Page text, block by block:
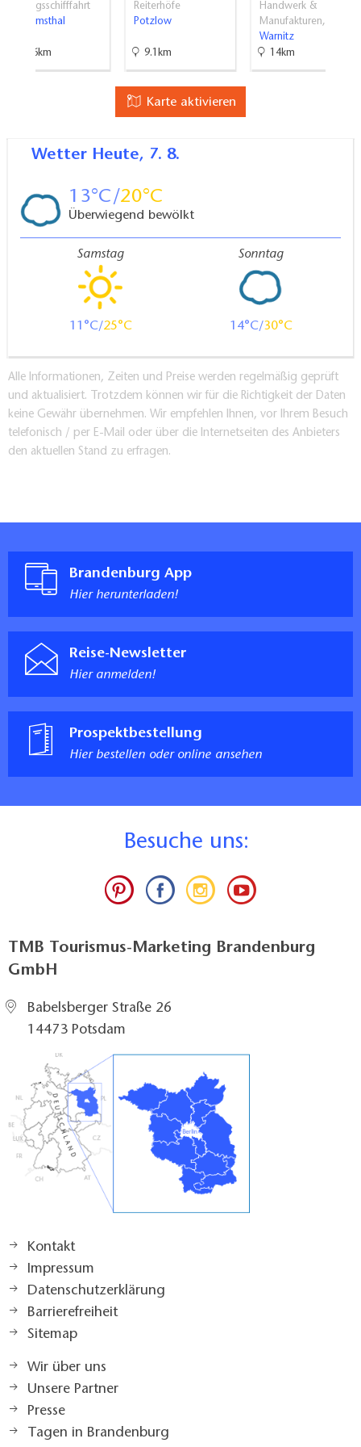
Große Bewegungsfläche im Zimmer
Abstellmöglichkeiten für Kinderwagen / Rollatoren
etc.
Ergänzende Informationen:
Frühstücksservice
Ausflugsschifffahrt
Joachimsthal
19.6km
Reiterhöfe
Potzlow
9.1km
Handwerk &
Manufakturen, …
Warnitz
14km
Karte aktivieren
Wetter Heute, 7. 8.
13 20
Überwiegend bewölkt
Samstag
11 25
Sonntag
14 30
Alle Informationen, Zeiten und Preise werden regelmäßig geprüft
und aktualisiert. Trotzdem können wir für die Richtigkeit der Daten
keine Gewähr übernehmen. Wir empfehlen Ihnen, vor Ihrem Besuch
telefonisch / per E-Mail oder über die Internetseiten des Anbieters
den aktuellen Stand zu erfragen.
Brandenburg App
Hier herunterladen!
Reise-Newsletter
Hier anmelden!
Prospektbestellung
Hier bestellen oder online ansehen
Besuche uns:
TMB Tourismus-Marketing Brandenburg
GmbH
Babelsberger Straße 26
14473 Potsdam
Kontakt
Impressum
Datenschutzerklärung
Barrierefreiheit
Sitemap
Wir über uns
Unsere Partner
Presse
Tagen in Brandenburg